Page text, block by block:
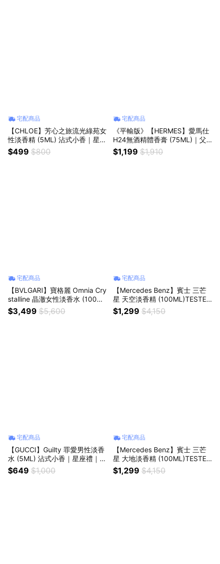
宅配商品
【CHLOE】芳心之旅流光綠苑女
性淡香精 (5ML) 沾式小香｜星座
禮｜生日禮物｜情人節禮物｜感
謝禮
$499 $800
宅配商品
《平輸版》【HERMES】愛馬仕
H24無酒精體香膏 (75ML)｜父
親節｜星座禮｜生日禮物｜情人
節禮物｜感謝禮
$1,199 $1,910
宅配商品
【BVLGARI】寶格麗 Omnia Cry
stalline 晶澈女性淡香水 (100M
L) 2025新版
$3,499 $5,600
宅配商品
【Mercedes Benz】賓士 三芒
星 天空淡香精 (100ML)TESTER
環保包裝
$1,299 $4,150
宅配商品
【GUCCI】Guilty 罪愛男性淡香
水 (5ML) 沾式小香｜星座禮｜生
日禮物｜情人節禮物｜感謝禮
$649 $1,000
宅配商品
【Mercedes Benz】賓士 三芒
星 大地淡香精 (100ML)TESTER
環保包裝
$1,299 $4,150